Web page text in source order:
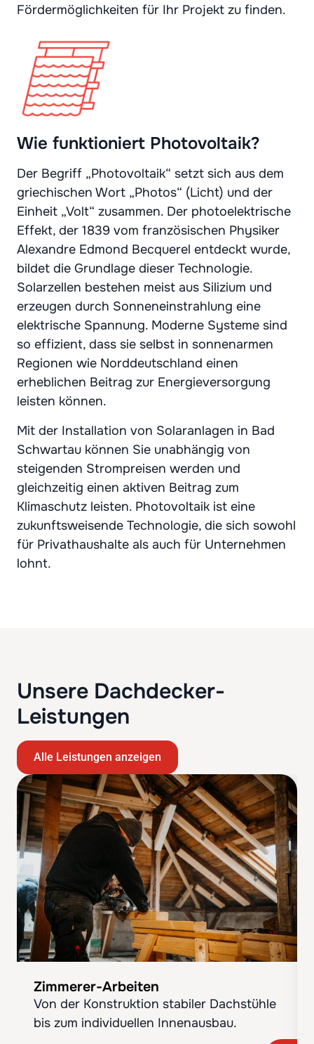
Fördermöglichkeiten für Ihr Projekt zu finden.
Wie funktioniert Photovoltaik?
Der Begriff „Photovoltaik“ setzt sich aus dem
griechischen Wort „Photos“ (Licht) und der
Einheit „Volt“ zusammen. Der photoelektrische
Effekt, der 1839 vom französischen Physiker
Alexandre Edmond Becquerel entdeckt wurde,
bildet die Grundlage dieser Technologie.
Solarzellen bestehen meist aus Silizium und
erzeugen durch Sonneneinstrahlung eine
elektrische Spannung. Moderne Systeme sind
so effizient, dass sie selbst in sonnenarmen
Regionen wie Norddeutschland einen
erheblichen Beitrag zur Energieversorgung
leisten können.
Mit der Installation von Solaranlagen in Bad
Schwartau können Sie unabhängig von
steigenden Strompreisen werden und
gleichzeitig einen aktiven Beitrag zum
Klimaschutz leisten. Photovoltaik ist eine
zukunftsweisende Technologie, die sich sowohl
für Privathaushalte als auch für Unternehmen
lohnt.
Unsere Dachdecker-
Leistungen
Alle Leistungen anzeigen
Zimmerer-Arbeiten
Von der Konstruktion stabiler Dachstühle
bis zum individuellen Innenausbau.